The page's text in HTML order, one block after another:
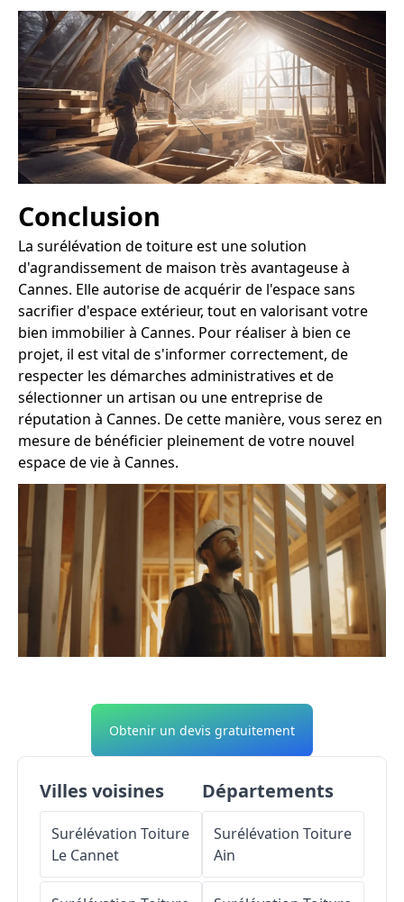
Conclusion
La surélévation de toiture est une solution
d'agrandissement de maison très avantageuse à
Cannes. Elle autorise de acquérir de l'espace sans
sacrifier d'espace extérieur, tout en valorisant votre
bien immobilier à Cannes. Pour réaliser à bien ce
projet, il est vital de s'informer correctement, de
respecter les démarches administratives et de
sélectionner un artisan ou une entreprise de
réputation à Cannes. De cette manière, vous serez en
mesure de bénéficier pleinement de votre nouvel
espace de vie à Cannes.
Obtenir un devis gratuitement
Villes voisines
Surélévation Toiture
Le Cannet
Départements
Surélévation Toiture
Ain